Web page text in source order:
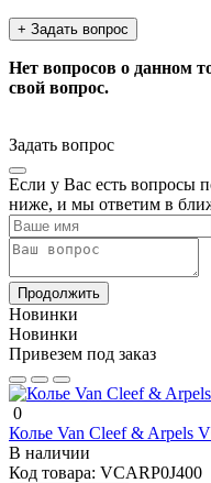
+ Задать вопрос
Нет вопросов о данном
свой вопрос.
Задать вопрос
Если у Вас есть вопросы
ниже, и мы ответим в
Продолжить
Новинки
Новинки
Привезем под заказ
0
Колье Van Cleef & Arpels
В наличии
Код товара: VCARP0J400